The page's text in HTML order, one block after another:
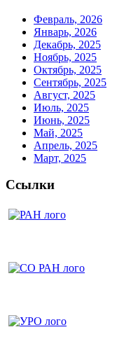
Февраль, 2026
Январь, 2026
Декабрь, 2025
Ноябрь, 2025
Октябрь, 2025
Сентябрь, 2025
Август, 2025
Июль, 2025
Июнь, 2025
Май, 2025
Апрель, 2025
Март, 2025
Ссылки